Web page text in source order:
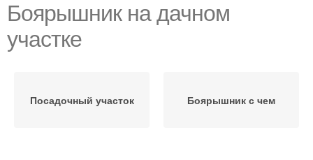
Боярышник на дачном
участке
Посадочный участок Боярышник с чем